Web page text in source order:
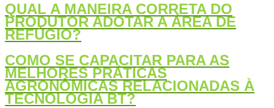
QUAL A MANEIRA CORRETA DO
PRODUTOR ADOTAR A ÁREA DE
REFÚGIO?
COMO SE CAPACITAR PARA AS
MELHORES PRÁTICAS
AGRONÔMICAS RELACIONADAS À
TECNOLOGIA BT?